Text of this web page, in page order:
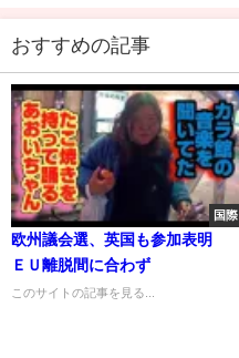
おすすめの記事
国際
欧州議会選、英国も参加表明
ＥＵ離脱間に合わず
このサイトの記事を見る...